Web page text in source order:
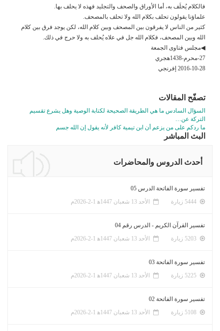
فالكلام يُحلَف به، أما الأوراق والصحف والتجليد فهذه لا يحلف بها.
علماؤنا يقولون تحلف بكلام الله ولا تحلف بالمصحف.
كثير من الناس لا يفرقون بين المصحف وبين كلام الله، لكن يوجد فرق بين كلام
الله وبين المصحف، فكلام الله جل في علاه يُحلف به ولا حرج في ذلك.
◀مجلس فتاوى الجمعة
27-محرم-1438هجري
2016-10-28 إفرنجي
تصفّح المقالات
السؤال السادس ما هي الطريقة الصحيحة لكتابة الوصية وهل يشرع تقسيم
التركة عن…
ما ردكم على من يزعم أن ابن تيمية كافر لأنه يقول إن الله جسم
البث المباشر
أحدث الدروس والمحاضرات
تفسير سورة الفاتحة الدرس 05
الأحد 13 شعبان 1447ﻫ 1-2-2026م
تفسير القرآن الكريم - الدرس رقم 04
الأحد 13 شعبان 1447ﻫ 1-2-2026م
تفسير سورة الفاتحة 03
الأحد 13 شعبان 1447ﻫ 1-2-2026م
تفسير سورة الفاتحة 02
الأحد 13 شعبان 1447ﻫ 1-2-2026م